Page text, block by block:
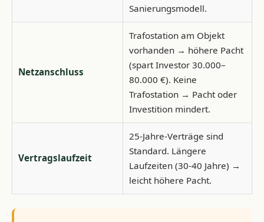
Sanierungsmodell.
Netzanschluss
Trafostation am Objekt
vorhanden → höhere Pacht
(spart Investor 30.000–
80.000 €). Keine
Trafostation → Pacht oder
Investition mindert.
Vertragslaufzeit
25-Jahre-Verträge sind
Standard. Längere
Laufzeiten (30-40 Jahre) →
leicht höhere Pacht.